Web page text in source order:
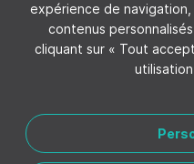
expérience de
contenus
cliquant sur « Tout
Suivez
CONTACTER LE